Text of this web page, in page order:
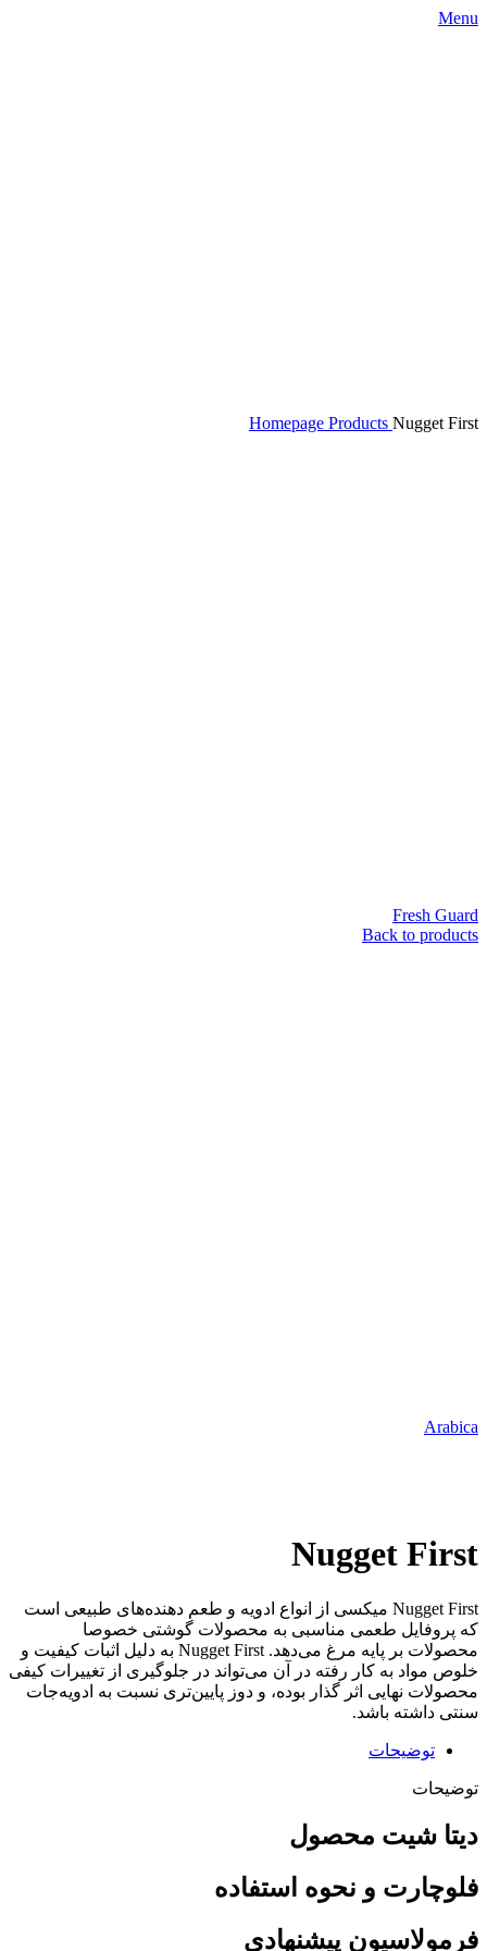
Menu
Homepage Products Nugget First
Fresh Guard
Back to products
Arabica
Nugget First
Nugget First میکسی از انواع ادویه‎‌ و طعم دهنده‌های طبیعی است
که پروفایل طعمی مناسبی به محصولات گوشتی خصوصا
محصولات بر پایه مرغ می‌دهد. Nugget First به دلیل اثبات کیفیت و
خلوص مواد به کار رفته در آن می‌تواند در جلوگیری از تغییرات کیفی
محصولات نهایی اثر گذار بوده، و دوز پایین‌تری نسبت به ادویه‌جات
سنتی داشته باشد.
توضیحات
توضیحات
دیتا شیت محصول
فلوچارت و نحوه استفاده
فرمولاسیون پیشنهادی